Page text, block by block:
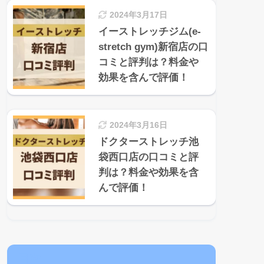
2024年3月17日
イーストレッチジム(e-
stretch gym)新宿店の口
コミと評判は？料金や
効果を含んで評価！
2024年3月16日
ドクターストレッチ池
袋西口店の口コミと評
判は？料金や効果を含
んで評価！